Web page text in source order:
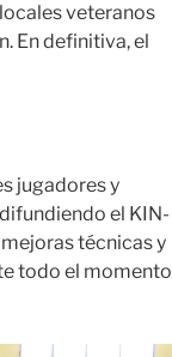
veteranos
En definitiva, el
jugadores y
el KIN-
técnicas y
todo el momento